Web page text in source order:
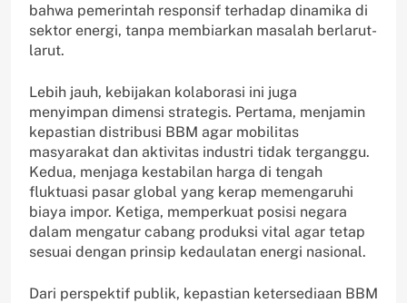
bahwa pemerintah responsif terhadap dinamika di
sektor energi, tanpa membiarkan masalah berlarut-
larut.
Lebih jauh, kebijakan kolaborasi ini juga
menyimpan dimensi strategis. Pertama, menjamin
kepastian distribusi BBM agar mobilitas
masyarakat dan aktivitas industri tidak terganggu.
Kedua, menjaga kestabilan harga di tengah
fluktuasi pasar global yang kerap memengaruhi
biaya impor. Ketiga, memperkuat posisi negara
dalam mengatur cabang produksi vital agar tetap
sesuai dengan prinsip kedaulatan energi nasional.
Dari perspektif publik, kepastian ketersediaan BBM